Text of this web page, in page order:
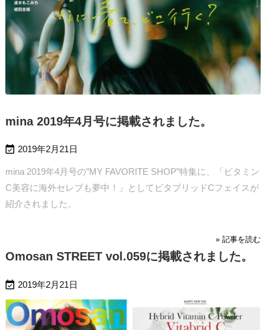
mina 2019年4月号に掲載されました。
 2019年2月21日
mina 2019年4月号の”MY FAVORITE SHOP”特集に、「ビタミン
C美容に海外セレブも夢中！」としてビタブリッドCフェイスが
紹介されました。
» 記事を読む
Omosan STREET vol.059に掲載されました。
 2019年2月21日